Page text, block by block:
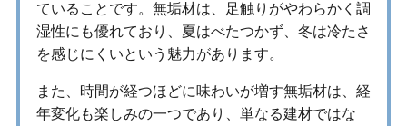
ていることです。無垢材は、足触りがやわらかく調
湿性にも優れており、夏はべたつかず、冬は冷たさ
を感じにくいという魅力があります。
また、時間が経つほどに味わいが増す無垢材は、経
年変化も楽しみの一つであり、単なる建材ではな